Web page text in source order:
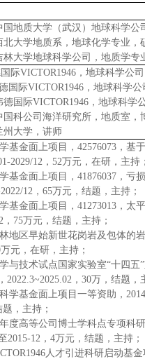
国地质大学（武汉）地球科学
北大学地质系，地球化学专业，
林大学地球科学公司，地质学专
际VICTOR1946，地球科学公
德国际VICTOR1946，地球科学
德国际VICTOR1946，地球科学
国科公司海洋研究所，地质室，
州大学，讲师
基金面上项目， 42576073 ，基
2029/12 ， 52万元，在研，主持
基金面上项目， 41876037 ，亏
12 ， 65万元，结题，主持；
基金面上项目， 41273013 ，太
， 75万元，结题，主持；
地区早始新世花岗岩及包体的
万元，在研，主持；
与技术试点国家实验室“十四
， 2022.3~2025.02 ， 30万，结题，
学基金面上项目一等资助，
，主持；
年度高等公司博士学科点专项科
2015-12 ， 4万元，结题，主持；
人才引进科研启动基